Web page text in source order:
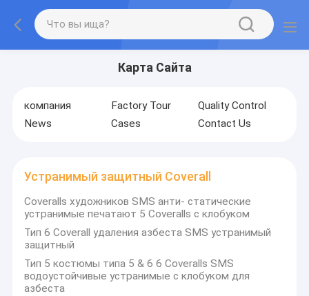
Карта Сайта
компания Factory Tour
Quality Control
News
Cases Contact Us
Устранимый защитный Coverall
Coveralls художников SMS анти- статические
устранимые печатают 5 Coveralls с клобуком
Тип 6 Coverall удаления азбеста SMS устранимый
защитный
Тип 5 костюмы типа 5 & 6 6 Coveralls SMS
водоустойчивые устранимые с клобуком для
азбеста